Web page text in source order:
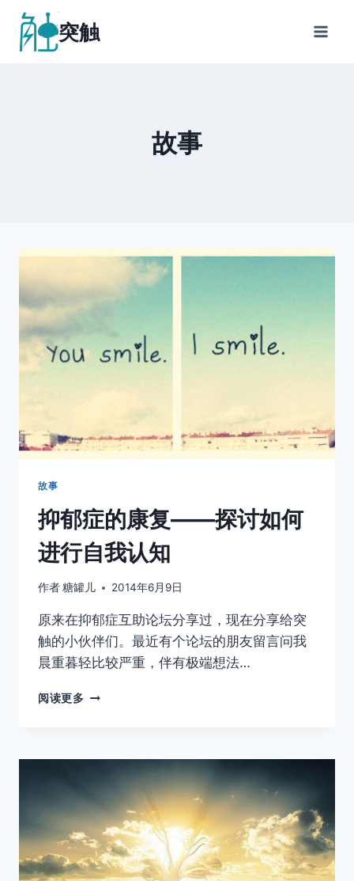
突触
故事
故事
抑郁症的康复——探讨如何
进行自我认知
作者糖罐儿 2014年6月9日
原来在抑郁症互助论坛分享过，现在分享给突
触的小伙伴们。最近有个论坛的朋友留言问我
晨重暮轻比较严重，伴有极端想法…
阅读更多
康
探
讨
如
何
进